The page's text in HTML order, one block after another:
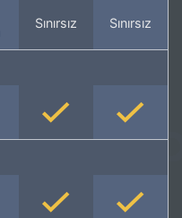
Sınırsız Sınırsız